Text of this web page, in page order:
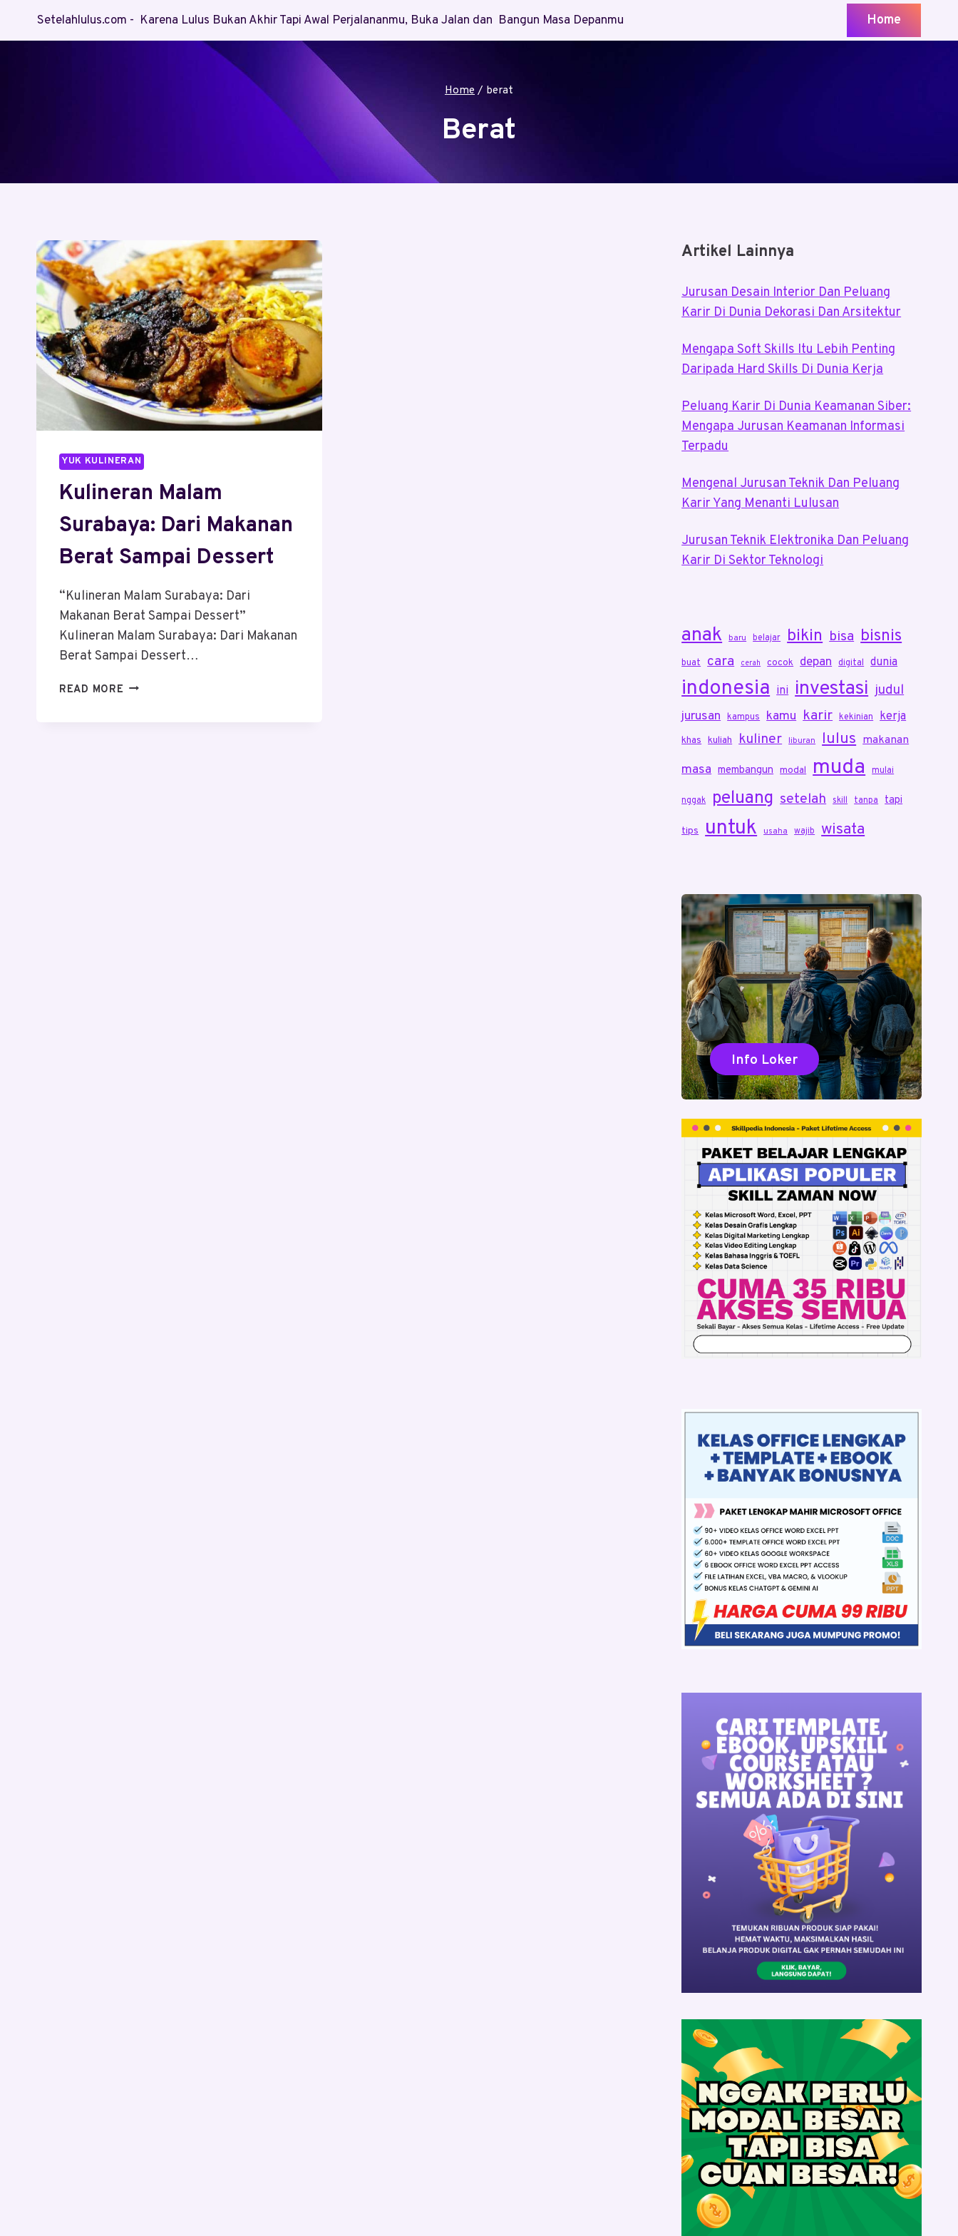
Setelahlulus.com - Karena Lulus Bukan Akhir Tapi Awal Perjalananmu, Buka Jalan dan Bangun Masa Depanmu Home
Home / berat
Berat
YUK KULINERAN
Kulineran Malam
Surabaya: Dari Makanan
Berat Sampai Dessert
“Kulineran Malam Surabaya: Dari
Makanan Berat Sampai Dessert”
Kulineran Malam Surabaya: Dari Makanan
Berat Sampai Dessert…
READ MORE KULINERAN
Artikel Lainnya
Jurusan Desain Interior Dan Peluang
Karir Di Dunia Dekorasi Dan Arsitektur
Mengapa Soft Skills Itu Lebih Penting
Daripada Hard Skills Di Dunia Kerja
Peluang Karir Di Dunia Keamanan Siber:
Mengapa Jurusan Keamanan Informasi
Terpadu
Mengenal Jurusan Teknik Dan Peluang
Karir Yang Menanti Lulusan
Jurusan Teknik Elektronika Dan Peluang
Karir Di Sektor Teknologi
anak baru belajar bikin bisa bisnis
buat cara cerah cocok depan digital dunia
indonesia ini investasi judul
jurusan kampus kamu karir kekinian kerja
khas kuliah kuliner liburan lulus makanan
masa membangun modal muda mulai
nggak peluang setelah skill tanpa tapi
tips untuk usaha wajib wisata
Info Loker